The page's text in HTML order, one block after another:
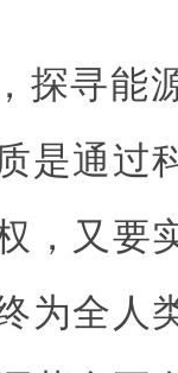
探寻能
是通过
，又要
为全人